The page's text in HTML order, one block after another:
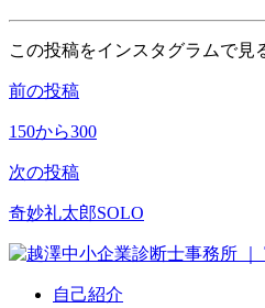
この投稿をインスタグラムで見
投
稿
ナ
ビ
ゲ
前の投稿
150から300
次の投稿
奇妙礼太郎SOLO
自己紹介